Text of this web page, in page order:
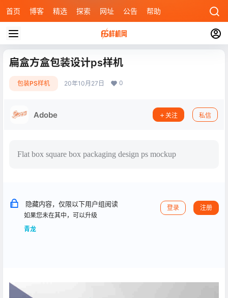
首页 博客 精选 探索 网址 公告 帮助
扁盒方盒包装设计ps样机
包装PS样机 20年10月27日 0
Adobe 关注 私信
Flat box square box packaging design ps mockup
隐藏内容，仅限以下用户组阅读
如果您未在其中，可以升级
青龙
登录 注册